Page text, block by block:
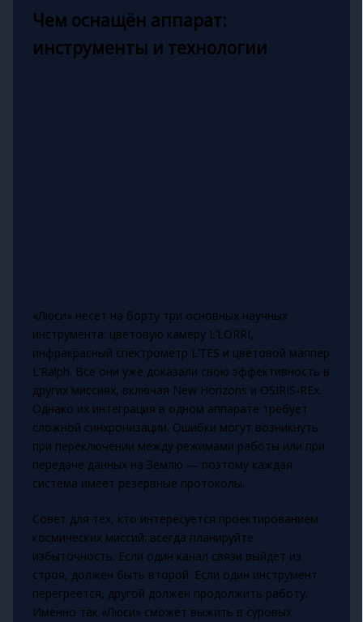
Чем оснащён аппарат:
инструменты и технологии
«Люси» несёт на борту три основных научных
инструмента: цветовую камеру L’LORRI,
инфракрасный спектрометр L’TES и цветовой маппер
L’Ralph. Все они уже доказали свою эффективность в
других миссиях, включая New Horizons и OSIRIS-REx.
Однако их интеграция в одном аппарате требует
сложной синхронизации. Ошибки могут возникнуть
при переключении между режимами работы или при
передаче данных на Землю — поэтому каждая
система имеет резервные протоколы.
Совет для тех, кто интересуется проектированием
космических миссий: всегда планируйте
избыточность. Если один канал связи выйдет из
строя, должен быть второй. Если один инструмент
перегреется, другой должен продолжить работу.
Именно так «Люси» сможет выжить в суровых